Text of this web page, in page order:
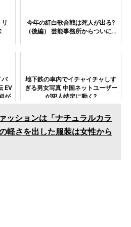
今年の紅白歌合戦は死人が出る?
（後編） 芸能事務所からついに…
バ
EV
が
地下鉄の車内でイチャイチャしす
ぎる男女写真 中国ネットユーザー
が犯人特定に動く?
ッションは「ナチュラルカラ
軽さを出した服装は女性から